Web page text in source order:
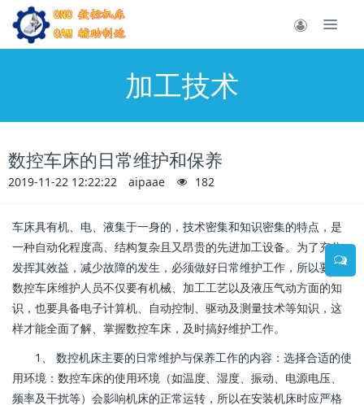
加工技术
数控车床的日常维护和保养
2019-11-22 12:22:22 aipaae 182
车床具有机、电、液集于一身的，技术密集和知识密集的特点，是
一种自动化程度高、结构复杂且又昂贵的先进加工设备。为了充分
发挥其效益，减少故障的发生，必须做好日常维护工作，所以要求
数控车床维护人员不仅要有机械、加工工艺以及液压气动方面的知
识，也要具备电子计算机、自动控制、驱动及测量技术等知识，这
样才能全面了解、掌握数控车床，及时搞好维护工作。
1、 数控机床主要的日常维护与保养工作的内容：选择合适的使
用环境：数控车床的使用环境（如温度、湿度、振动、电源电压、
频率及干扰等）会影响机床的正常运转，所以在安装机床时应严格